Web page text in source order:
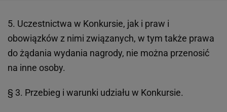
5. Uczestnictwa w Konkursie, jak i praw i
obowiązków z nimi związanych, w tym także prawa
do żądania wydania nagrody, nie można przenosić
na inne osoby.
§ 3. Przebieg i warunki udziału w Konkursie.